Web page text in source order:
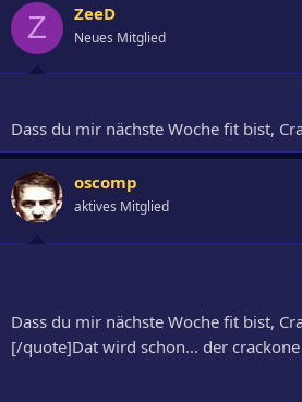
Z ZeeD
Neues Mitglied
Dass du mir nächste Woche fit bist,
oscomp
aktives Mitglied
Dass du mir nächste Woche fit bist,
[/quote]Dat wird schon... der crackone